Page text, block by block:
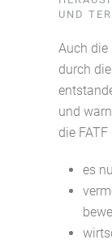
UND
Auch die
durch
und
die
es